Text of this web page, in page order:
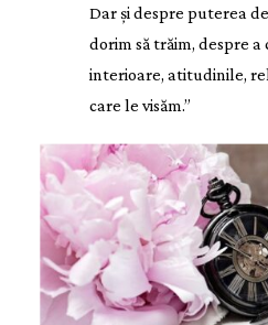
Dar și despre puterea
dorim să trăim, despre a
interioare, atitudinile,
care le visăm.”